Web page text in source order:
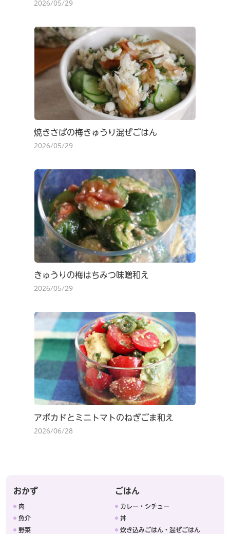
2026/05/29
焼きさばの梅きゅうり混ぜごはん
2026/05/29
きゅうりの梅はちみつ味噌和え
2026/05/29
アボカドとミニトマトのねぎごま和え
2026/06/28
おかず
肉
魚介
野菜
ごはん
カレー・シチュー
丼
炊き込みごはん・混ぜごはん